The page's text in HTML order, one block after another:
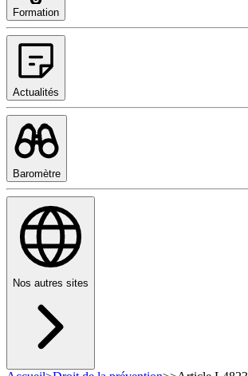
Formation
Actualités
Baromètre
Nos autres sites